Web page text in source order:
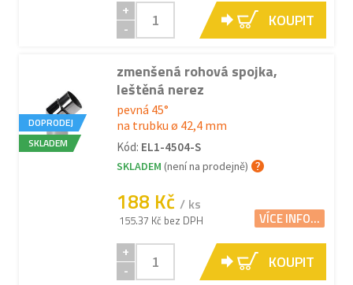
+
-
KOUPIT
DOPRODEJ
SKLADEM
zmenšená rohová spojka,
leštěná nerez
pevná 45°
na trubku ø 42,4 mm
Kód: EL1-4504-S
SKLADEM (není na prodejně)
188 Kč / ks
155.37 Kč bez DPH VÍCE INFO...
+
-
KOUPIT